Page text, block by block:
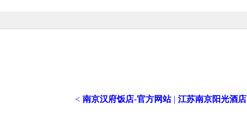
< 南京汉府饭店-官方网站| 江苏南京阳光酒店